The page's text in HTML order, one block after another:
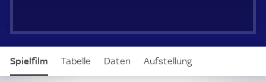
u
t
Spielfilm Tabelle Daten Aufstellung